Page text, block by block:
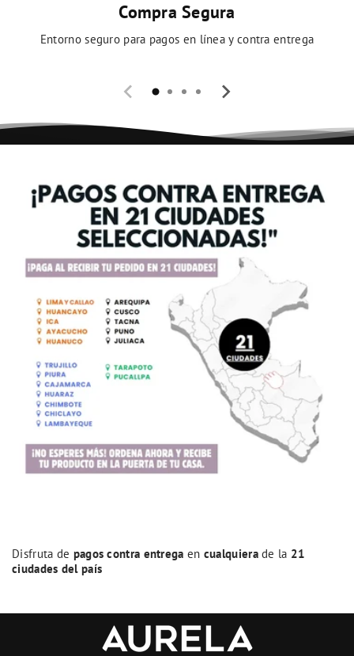
Compra Segura
Entorno seguro para pagos en línea y contra entrega
Disfruta de pagos contra entrega en cualquierade la 21
ciudades del país